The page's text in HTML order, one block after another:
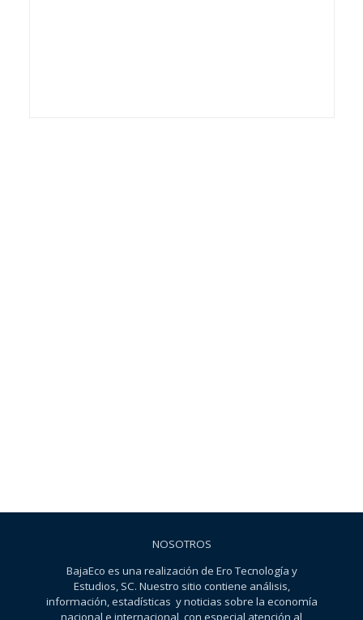
NOSOTROS
BajaEco es una realización de Ero Tecnología y
Estudios, SC. Nuestro sitio contiene análisis,
información, estadísticas y noticias sobre la economía
nacional e internacional, con especial atención al